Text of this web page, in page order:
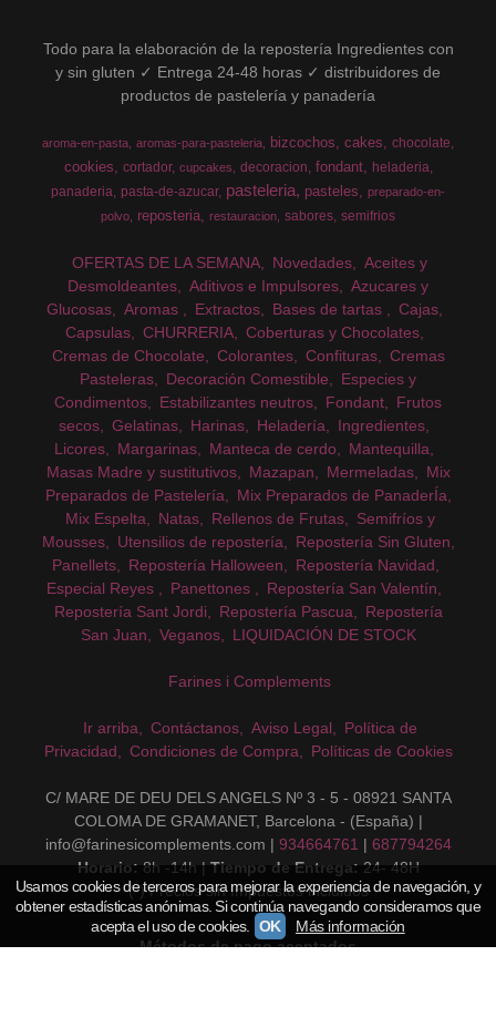
Todo para la elaboración de la repostería Ingredientes con
y sin gluten ✓ Entrega 24-48 horas ✓ distribuidores de
productos de pastelería y panadería
aroma-en-pasta aromas-para-pasteleria bizcochos cakes chocolate
cookies cortador cupcakes decoracion fondant
heladeria
panaderia pasta-de-azucar pasteleria pasteles
preparado-en-
polvo
reposteria restauracion sabores semifrios
OFERTAS DE LA SEMANA Novedades
Aceites y
Desmoldeantes
Aditivos e Impulsores
Azucares y
Glucosas
Aromas Extractos Bases de tartas
Cajas
Capsulas
CHURRERIA
Coberturas y Chocolates
Cremas de Chocolate
Colorantes Confituras
Cremas
Pasteleras
Decoración Comestible
Especies y
Condimentos
Estabilizantes neutros Fondant
Frutos
secos
Gelatinas Harinas Heladería
Ingredientes
Licores
Margarinas Manteca de cerdo
Mantequilla
Masas Madre y sustitutivos
Mazapan Mermeladas
Mix
Preparados de Pastelería
Mix Preparados de PanaderÍa
Mix Espelta
Natas Rellenos de Frutas
Semifríos y
Mousses
Utensilios de repostería
Repostería Sin Gluten
Panellets
Repostería Halloween
Repostería Navidad
Especial Reyes
Panettones
Repostería San Valentín
Repostería Sant Jordi
Repostería Pascua
Repostería
San Juan
Veganos LIQUIDACIÓN DE STOCK
Farines i Complements
Ir arriba Contáctanos Aviso Legal
Política de
Privacidad
Condiciones de Compra Políticas de Cookies
C/ MARE DE DEU DELS ANGELS Nº 3 - 5 - 08921 SANTA
COLOMA DE GRAMANET, Barcelona - (España) |
info@farinesicomplements.com | 934664761 | 687794264
Horario: 8h -14h | Tiempo de Entrega: 24- 48H
(*) Precios sin Impuestos incluidos
Métodos de pago aceptados
Usamos cookies de terceros para mejorar la experiencia de navegación, y
obtener estadísticas anónimas. Si continúa navegando consideramos que
acepta el uso de cookies.
OK Más información